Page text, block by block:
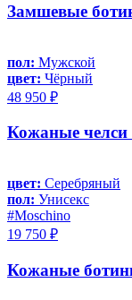
Замшевые
пол: Мужской
цвет: Чёрный
48 950 ₽
Кожаные
цвет: Серебряный
пол: Унисекс
#Moschino
19 750 ₽
Кожаные